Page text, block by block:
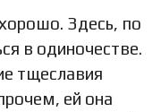
Здесь, по
в одиночестве.
тщеславия
ей она